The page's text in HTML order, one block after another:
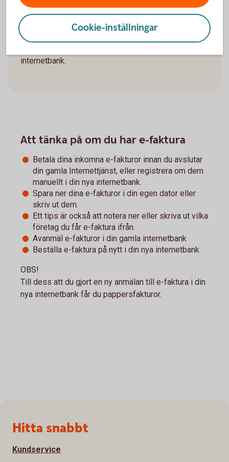
Om du har framtida betalningar till bank- och plusgiro
eller utlandet. Betalningar som du lagt upp i din
gamla internetbank följer inte med automatiskt. Du
internetbank.
Att tänka på om du har e-faktura
Betala dina inkomna e-fakturor innan du avslutar
din gamla Internettjänst, eller registrera om dem
manuellt i din nya internetbank.
Spara ner dina e-fakturor i din egen dator eller
skriv ut dem.
Ett tips är också att notera ner eller skriva ut vilka
företag du får e-faktura ifrån.
Avanmäl e-fakturor i din gamla internetbank
Beställa e-faktura på nytt i din nya internetbank
OBS!
Till dess att du gjort en ny anmälan till e-faktura i din
nya internetbank får du pappersfakturor.
Cookie-inställningar
Sidfot
Hitta snabbt
Kundservice